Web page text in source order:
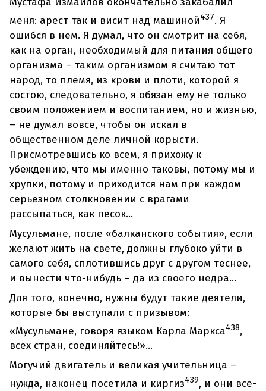
меня: арест так и висит над машиной437. Я
ошибся в нем. Я думал, что он смотрит на себя,
как на орган, необходимый для питания общего
организма – таким организмом я считаю тот
народ, то племя, из крови и плоти, которой я
состою, следовательно, я обязан ему не только
своим положением и воспитанием, но и жизнью,
– не думал вовсе, чтобы он искал в
общественном деле личной корысти.
Присмотревшись ко всем, я прихожу к
убеждению, что мы именно таковы, потому мы и
хрупки, потому и приходится нам при каждом
серьезном столкновении с врагами
рассыпаться, как песок...
Мусульмане, после «балканского события», если
желают жить на свете, должны глубоко уйти в
самого себя, сплотившись друг с другом теснее,
и вынести что-нибудь – да из своего недра...
Для того, конечно, нужны будут такие деятели,
которые бы выступали с призывом:
«Мусульмане, говоря языком Карла Маркса438,
всех стран, соединяйтесь!»...
Могучий двигатель и великая учительница –
нужда, наконец посетила и киргиз439, и они все-